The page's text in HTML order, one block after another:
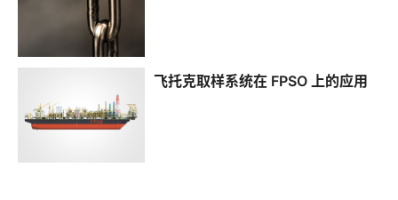
飞托克取样系统在 FPSO 上的应用